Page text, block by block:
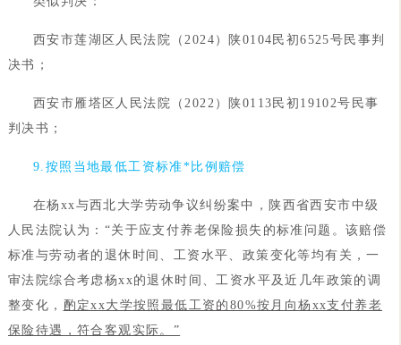
西安市莲湖区人民法院（2024）陕0104民初6525号民事判
决书；
西安市雁塔区人民法院（2022）陕0113民初19102号民事
判决书；
9.按照当地最低工资标准*比例赔偿
在杨xx与西北大学劳动争议纠纷案中，陕西省西安市中级
人民法院认为：“关于应支付养老保险损失的标准问题。该赔偿
标准与劳动者的退休时间、工资水平、政策变化等均有关，一
审法院综合考虑杨xx的退休时间、工资水平及近几年政策的调
整变化， 酌定xx大学按照最低工资的80%按月向杨xx支付养老
保险待遇，符合客观实际。”